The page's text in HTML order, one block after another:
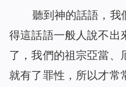
聽到神的話語，我
得這話語一般人說不出
了，我們的祖宗亞當、
就有了罪性，所以才常